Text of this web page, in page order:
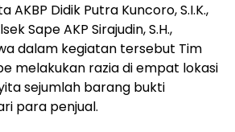
AKBP Didik Putra Kuncoro, S.I.K.,
Sape AKP Sirajudin, S.H.,
dalam kegiatan tersebut Tim
melakukan razia di empat lokasi
sejumlah barang bukti
para penjual.